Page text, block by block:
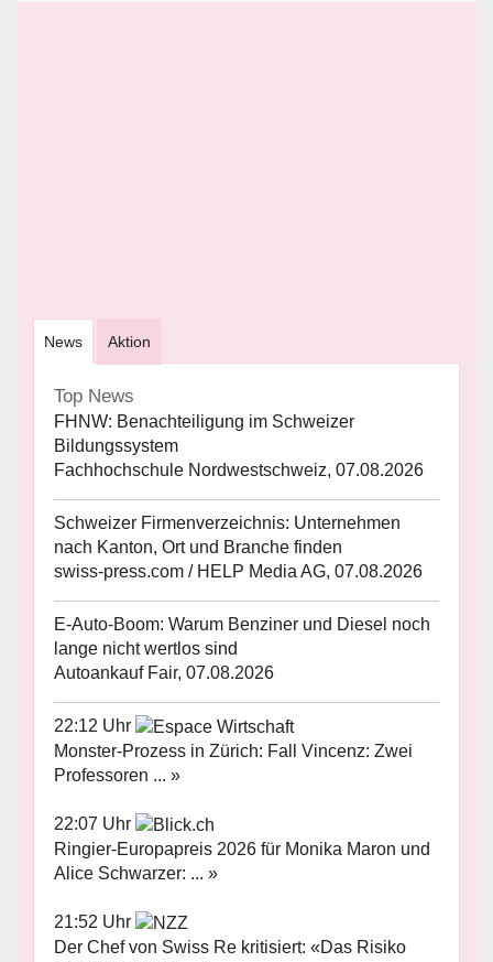
News Aktion
Top News
FHNW: Benachteiligung im Schweizer
Bildungssystem
Fachhochschule Nordwestschweiz, 07.08.2026
Schweizer Firmenverzeichnis: Unternehmen
nach Kanton, Ort und Branche finden
swiss-press.com / HELP Media AG, 07.08.2026
E-Auto-Boom: Warum Benziner und Diesel noch
lange nicht wertlos sind
Autoankauf Fair, 07.08.2026
22:12 Uhr
Monster-Prozess in Zürich: Fall Vincenz: Zwei
Professoren ... »
22:07 Uhr
Ringier-Europapreis 2026 für Monika Maron und
Alice Schwarzer: ... »
21:52 Uhr
Der Chef von Swiss Re kritisiert: «Das Risiko